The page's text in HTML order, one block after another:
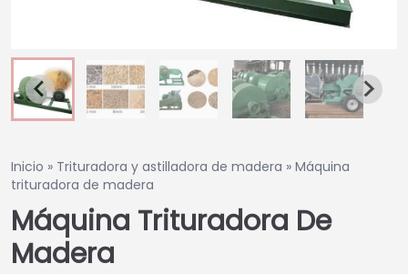
Inicio » Trituradora y astilladora de madera » Máquina
trituradora de madera
Máquina Trituradora De
Madera